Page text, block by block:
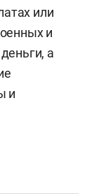
или
и
а
и